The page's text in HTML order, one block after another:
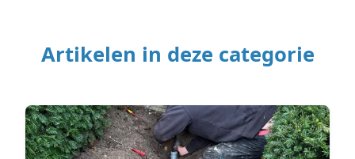
Artikelen in deze categorie